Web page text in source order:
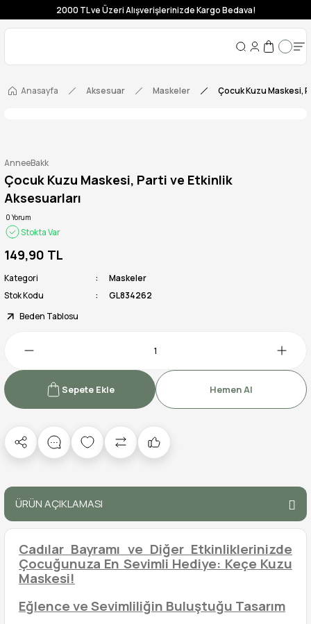
2000 TL ve Üzeri Alışverişlerinizde Kargo Bedava!
Anasayfa Aksesuar Maskeler Çocuk Kuzu Maskesi,
AnneeBakk
Çocuk Kuzu Maskesi, Parti ve Etkinlik
Aksesuarları
0 Yorum
Stokta Var
149,90 TL
Kategori
Maskeler
Stok Kodu
GL834262
Beden Tablosu
Sepete Ekle Hemen Al
ÜRÜN AÇIKLAMASI
Cadılar Bayramı ve Diğer Etkinliklerinizde
Çocuğunuza En Sevimli Hediye: Keçe Kuzu
Maskesi!
Eğlence ve Sevimliliğin Buluştuğu Tasarım